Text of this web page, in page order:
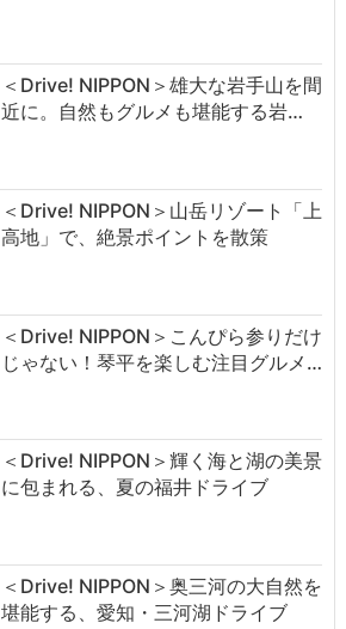
＜Drive! NIPPON＞雄大な岩手山を間
近に。自然もグルメも堪能する岩…
＜Drive! NIPPON＞山岳リゾート「上
高地」で、絶景ポイントを散策
＜Drive! NIPPON＞こんぴら参りだけ
じゃない！琴平を楽しむ注目グルメ…
＜Drive! NIPPON＞輝く海と湖の美景
に包まれる、夏の福井ドライブ
＜Drive! NIPPON＞奥三河の大自然を
堪能する、愛知・三河湖ドライブ